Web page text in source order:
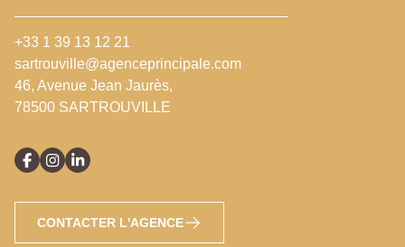
+33 1 39 13 12 21
sartrouville@agenceprincipale.com
46, Avenue Jean Jaurès,
78500 SARTROUVILLE
CONTACTER L'AGENCE